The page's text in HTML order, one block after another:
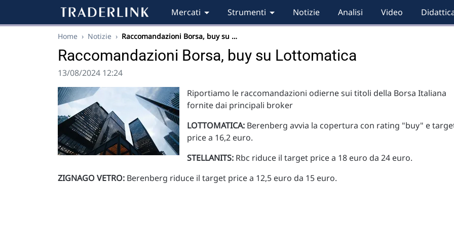
Mercati Strumenti Notizie Analisi Video
Home › Notizie › Raccomandazioni Borsa, buy su …
Raccomandazioni Borsa, buy su Lottomatica
13/08/2024 12:24
Riportiamo le raccomandazioni odierne sui titoli della Borsa Italiana
fornite dai principali broker
LOTTOMATICA: Berenberg avvia la copertura con rating "buy" e
price a 16,2 euro.
STELLANITS: Rbc riduce il target price a 18 euro da 24 euro.
ZIGNAGO VETRO: Berenberg riduce il target price a 12,5 euro da 15 euro.